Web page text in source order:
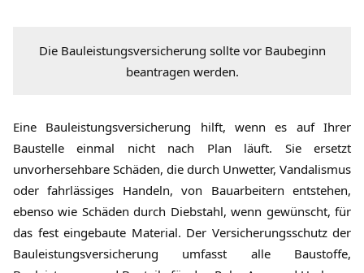
Die Bauleistungsversicherung sollte vor Baubeginn
beantragen werden.
Eine Bauleistungsversicherung hilft, wenn es auf Ihrer
Baustelle einmal nicht nach Plan läuft. Sie ersetzt
unvorhersehbare Schäden, die durch Unwetter, Vandalismus
oder fahrlässiges Handeln, von Bauarbeitern entstehen,
ebenso wie Schäden durch Diebstahl, wenn gewünscht, für
das fest eingebaute Material. Der Versicherungsschutz der
Bauleistungsversicherung umfasst alle Baustoffe,